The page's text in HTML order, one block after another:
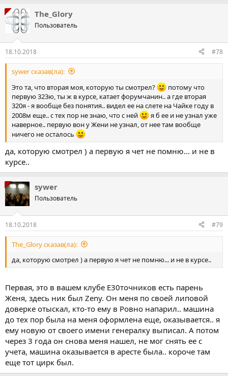
The_Glory
Пользователь
18.10.2018 #78
sywer сказав(ла):
Это та, что вторая моя, которую ты смотрел?
потому что
первую 323ю, ты ж в курсе, катает форумчанин.. а где вторая
320я - я вообще без понятия.. видел ее на слете на Чайке году в
2008м еще.. с тех пор не знаю, что с ней
я б ее и не узнал уже
наверное.. первую вон у Жени не узнал, от нее там вообще
ничего не осталось
да, которую смотрел ) а первую я чет не помню... и не в
курсе..
sywer
Пользователь
18.10.2018 #79
The_Glory сказав(ла):
да, которую смотрел ) а первую я чет не помню... и не в курсе..
Первая, это в вашем клубе Е30точников есть парень
Женя, здесь ник был Zeny. Он меня по своей липовой
доверке отыскал, кто-то ему в Ровно напарил.. машина
до тех пор была на меня оформлена еще, оказывается.. я
ему новую от своего имени генералку выписал. А потом
через 3 года он снова меня нашел, не мог снять ее с
учета, машина оказывается в аресте была.. короче там
еще тот цирк был.